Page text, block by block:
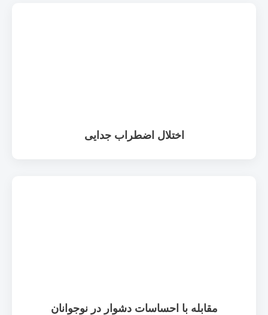
اختلال اضطراب جدایی
مقابله با احساسات دشوار در نوجوانان